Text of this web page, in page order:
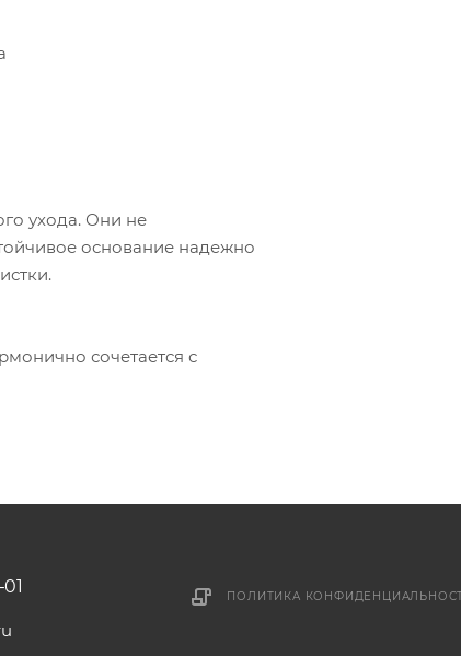
ухода. Они не
основание надежно
сочетается с
ПОЛИТИКА